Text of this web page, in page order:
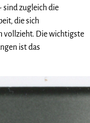
sind zugleich die
die sich
vollzieht. Die wichtigste
ist das